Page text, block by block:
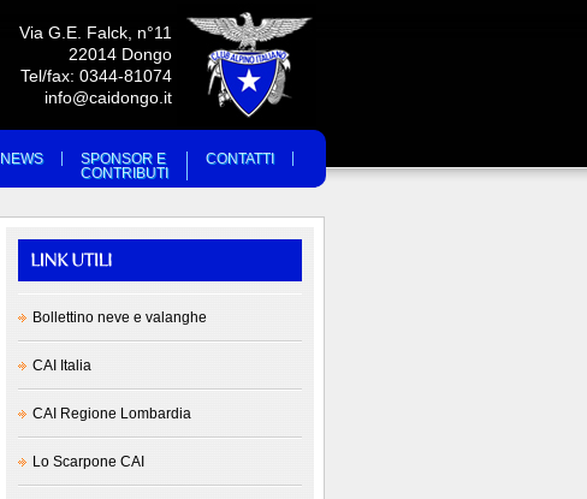
Via G.E. Falck, n°11
22014 Dongo
Tel/fax: 0344-81074
info@caidongo.it
NEWS
SPONSOR E
CONTRIBUTI
CONTATTI
Bollettino neve e valanghe
CAI Italia
CAI Regione Lombardia
Lo Scarpone CAI